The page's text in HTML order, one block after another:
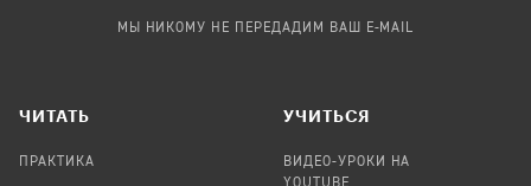
МЫ НИКОМУ НЕ ПЕРЕДАДИМ ВАШ E-MAIL
ЧИТАТЬ
ПРАКТИКА
УЧИТЬСЯ
ВИДЕО-УРОКИ НА
YOUTUBE